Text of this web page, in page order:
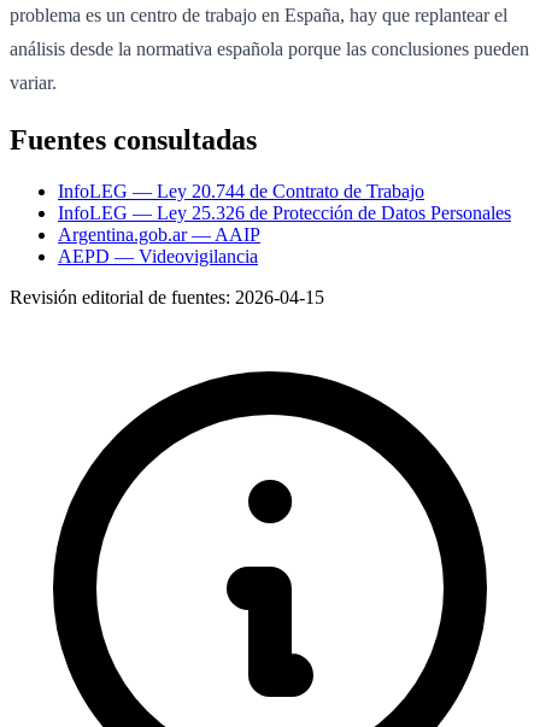
problema es un centro de trabajo en España, hay que replantear el
análisis desde la normativa española porque las conclusiones pueden
variar.
Fuentes consultadas
InfoLEG — Ley 20.744 de Contrato de Trabajo
InfoLEG — Ley 25.326 de Protección de Datos Personales
Argentina.gob.ar — AAIP
AEPD — Videovigilancia
Revisión editorial de fuentes: 2026-04-15